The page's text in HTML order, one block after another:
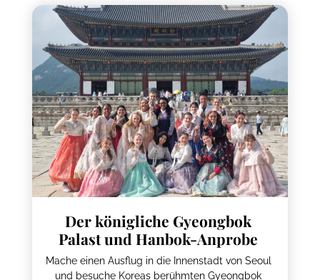
Der königliche Gyeongbok
Palast und Hanbok-Anprobe
Mache einen Ausflug in die Innenstadt von Seoul
und besuche Koreas berühmten Gyeongbok